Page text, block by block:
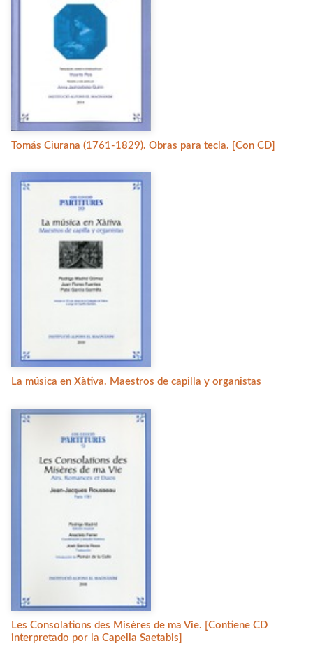
Tomás Ciurana (1761-1829). Obras para tecla. [Con CD]
La música en Xàtiva. Maestros de capilla y organistas
Les Consolations des Misères de ma Vie. [Contiene CD
interpretado por la Capella Saetabis]